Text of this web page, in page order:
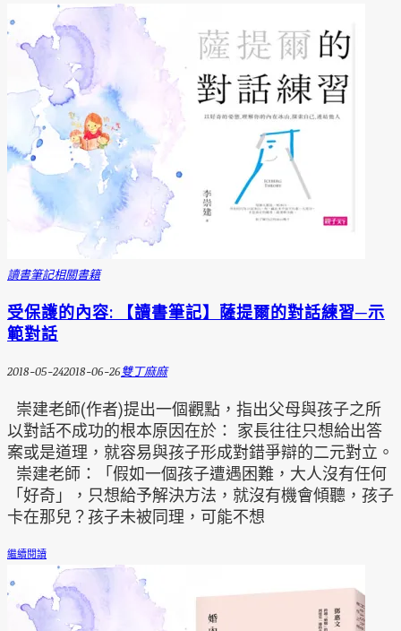
讀書筆記相關書籍
受保護的內容: 【讀書筆記】薩提爾的對話練習─示
範對話
2018-05-242018-06-26雙丁麻麻
崇建老師(作者)提出一個觀點，指出父母與孩子之所
以對話不成功的根本原因在於： 家長往往只想給出答
案或是道理，就容易與孩子形成對錯爭辯的二元對立。
崇建老師：「假如一個孩子遭遇困難，大人沒有任何
「好奇」，只想給予解決方法，就沒有機會傾聽，孩子
卡在那兒？孩子未被同理，可能不想
繼續閱讀